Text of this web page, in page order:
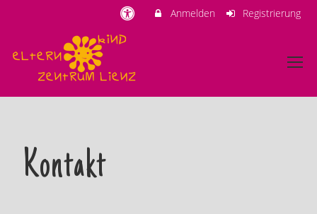
Anmelden Registrierung
Kontakt